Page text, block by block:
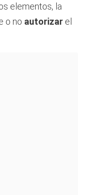
elementos, la
o no autorizar el